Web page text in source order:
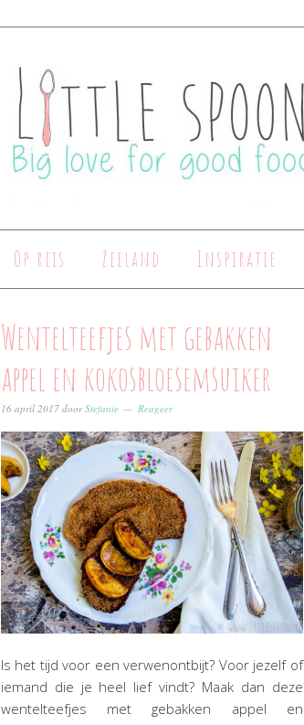
Op reis Zeeland Inspiratie
Wentelteefjes met gebakken
appel en kokosbloesemsuiker
16 april 2017doorStefanie Reageer
Is het tijd voor een verwenontbijt? Voor jezelf of
iemand die je heel lief vindt? Maak dan deze
wentelteefjes met gebakken appel en